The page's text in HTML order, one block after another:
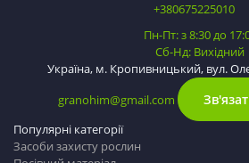
+380675225010
Пн-Пт: з 8:30 до
Сб-Нд: Вихідний
Україна, м. Кропивницький, вул.
granohim@gmail.com
Популярні категорії
Засоби захисту рослин